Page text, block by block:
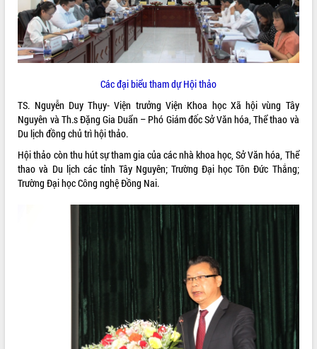
QUY HOẠCH - KẾ HOẠCH
Loading the player...
Các đại biểu tham dự Hội thảo
TS. Nguyễn Duy Thụy- Viện trưởng Viện Khoa học Xã hội vùng Tây
Nguyên và Th.s Đặng Gia Duẩn – Phó Giám đốc Sở Văn hóa, Thể thao và
Du lịch đồng chủ trì hội thảo.
Hội thảo còn thu hút sự tham gia của các nhà khoa học, Sở Văn hóa, Thể
thao và Du lịch các tỉnh Tây Nguyên; Trường Đại học Tôn Đức Thắng;
Trường Đại học Công nghệ Đồng Nai.